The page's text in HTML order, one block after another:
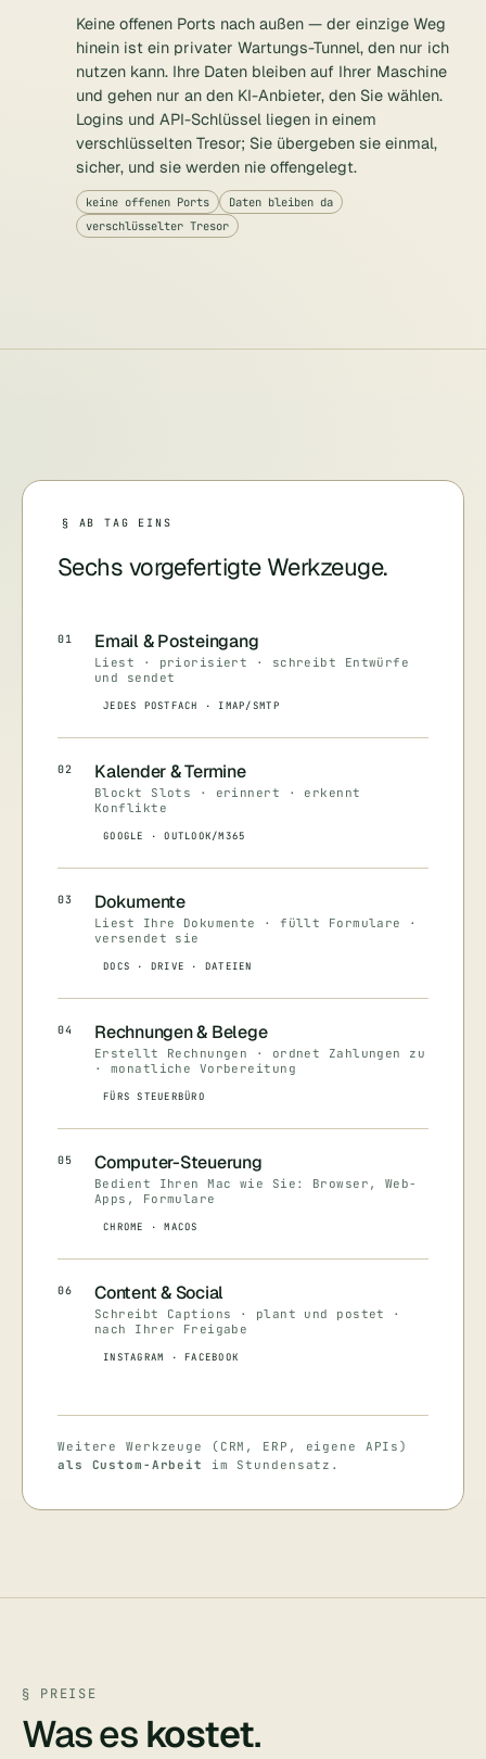
Keine offenen Ports nach außen — der einzige Weg
hinein ist ein privater Wartungs-Tunnel, den nur ich
nutzen kann. Ihre Daten bleiben auf Ihrer Maschine
und gehen nur an den KI-Anbieter, den Sie wählen.
Logins und API-Schlüssel liegen in einem
verschlüsselten Tresor; Sie übergeben sie einmal,
sicher, und sie werden nie offengelegt.
keine offenen Ports
Daten bleiben da
verschlüsselter Tresor
§ AB TAG EINS
Sechs vorgefertigte Werkzeuge.
01 Email & Posteingang
Liest · priorisiert · schreibt Entwürfe
und sendet
JEDES POSTFACH · IMAP/SMTP
02 Kalender & Termine
Blockt Slots · erinnert · erkennt
Konflikte
GOOGLE · OUTLOOK/M365
03 Dokumente
Liest Ihre Dokumente · füllt Formulare ·
versendet sie
DOCS · DRIVE · DATEIEN
04 Rechnungen & Belege
Erstellt Rechnungen · ordnet Zahlungen zu
· monatliche Vorbereitung
FÜRS STEUERBÜRO
05 Computer-Steuerung
Bedient Ihren Mac wie Sie: Browser, Web-
Apps, Formulare
CHROME · MACOS
06 Content & Social
Schreibt Captions · plant und postet ·
nach Ihrer Freigabe
INSTAGRAM · FACEBOOK
Weitere Werkzeuge (CRM, ERP, eigene APIs)
als Custom-Arbeit
im Stundensatz.
§ PREISE
Was es kostet.